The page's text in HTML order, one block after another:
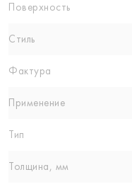
Поверхность
Стиль
Фактура
Применение
Тип
Толщина, мм